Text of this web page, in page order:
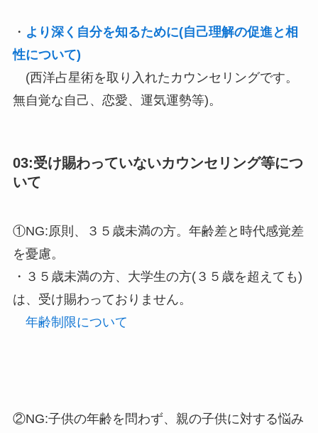
・ より深く自分を知るために(自己理解の促進と相
性について)
(西洋占星術を取り入れたカウンセリングです。
無自覚な自己、恋愛、運気運勢等)。
03:受け賜わっていないカウンセリング等につ
いて
①NG:原則、３５歳未満の方。年齢差と時代感覚差
を憂慮。
・３５歳未満の方、大学生の方(３５歳を超えても)
は、受け賜わっておりません。
年齢制限について
②NG:子供の年齢を問わず、親の子供に対する悩み